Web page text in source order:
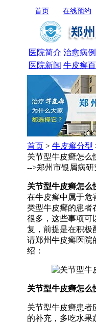
首页 在线预约
医院简介 治愈病例
医院新闻 牛皮癣
首页 > 牛皮癣分型
关节型牛皮癣怎么
-->郑州市银屑病研
关节型牛皮癣怎么
在牛皮癣中属于危
类型牛皮癣的患者
很多，这些事项可
复，前提是在积极
请郑州牛皮癣医院
绍：
关节型牛皮癣怎么
关节型牛皮癣患者
的补充，多吃水果